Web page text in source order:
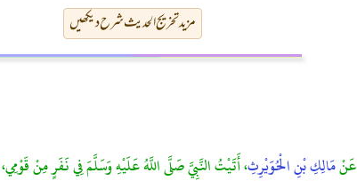
مزید تخریج الحدیث شرح دیکھیں
مَالِكِ بْنِ الْحُوَيْرِثِ، أَتَيْتُ النَّبِيَّ صَلَّى اللَّهُ عَلَيْهِ وَسَلَّمَ فِي نَفَرٍ مِنْ قَوْمِي،